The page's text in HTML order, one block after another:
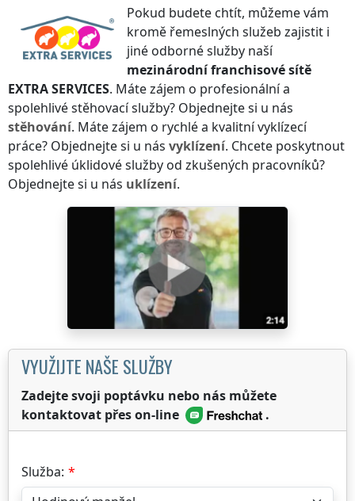
Pokud budete chtít, můžeme vám
kromě řemeslných služeb zajistit i
jiné odborné služby naší
mezinárodní franchisové sítě
EXTRA SERVICES. Máte zájem o profesionální a
spolehlivé stěhovací služby? Objednejte si u nás
stěhování. Máte zájem o rychlé a kvalitní vyklízecí
práce? Objednejte si u nás vyklízení. Chcete poskytnout
spolehlivé úklidové služby od zkušených pracovníků?
Objednejte si u nás uklízení.
VYUŽIJTE NAŠE SLUŽBY
Zadejte svoji poptávku nebo nás můžete
kontaktovat přes on-line
.
Služba: